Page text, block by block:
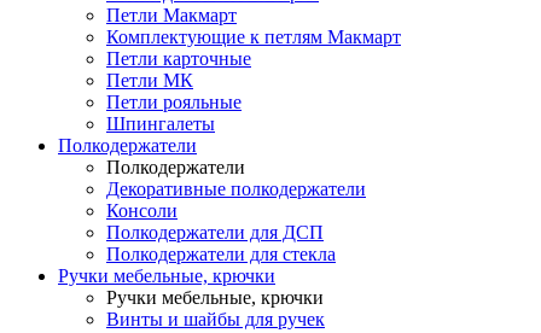
Петли Макмарт
Комплектующие к петлям Макмарт
Петли карточные
Петли МК
Петли рояльные
Шпингалеты
Полкодержатели
Полкодержатели
Декоративные полкодержатели
Консоли
Полкодержатели для ДСП
Полкодержатели для стекла
Ручки мебельные, крючки
Ручки мебельные, крючки
Винты и шайбы для ручек